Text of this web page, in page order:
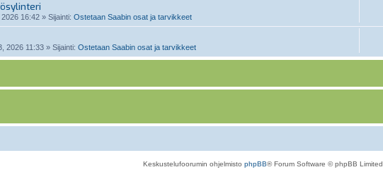
16:42 » Sijainti: Ostetaan Saabin osat ja tarvikkeet
2026 11:33 » Sijainti: Ostetaan Saabin osat ja tarvikkeet
Keskustelufoorumin ohjelmisto phpBB® Forum Software © phpBB Limited